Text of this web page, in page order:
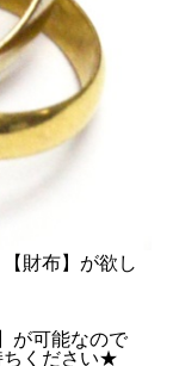
財布】が欲し
が可能なので
ちください★